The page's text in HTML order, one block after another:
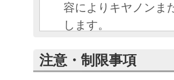
容によりキヤノンま
します。
といいます。）に対
注意・制限事項